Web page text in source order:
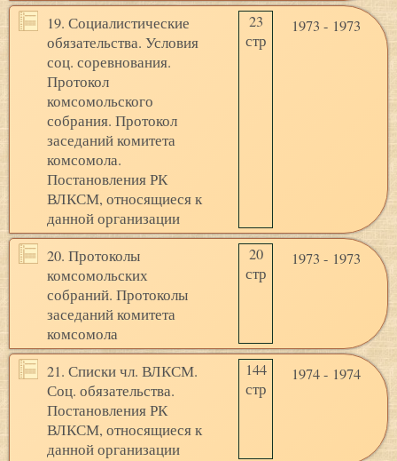
19. Социалистические
обязательства. Условия
соц. соревнования.
Протокол
комсомольского
собрания. Протокол
заседаний комитета
комсомола.
Постановления РК
ВЛКСМ, относящиеся к
данной организации
23
стр
1973 - 1973
20. Протоколы
комсомольских
собраний. Протоколы
заседаний комитета
комсомола
20
стр
1973 - 1973
21. Списки чл. ВЛКСМ.
Соц. обязательства.
Постановления РК
ВЛКСМ, относящиеся к
данной организации
144
стр
1974 - 1974